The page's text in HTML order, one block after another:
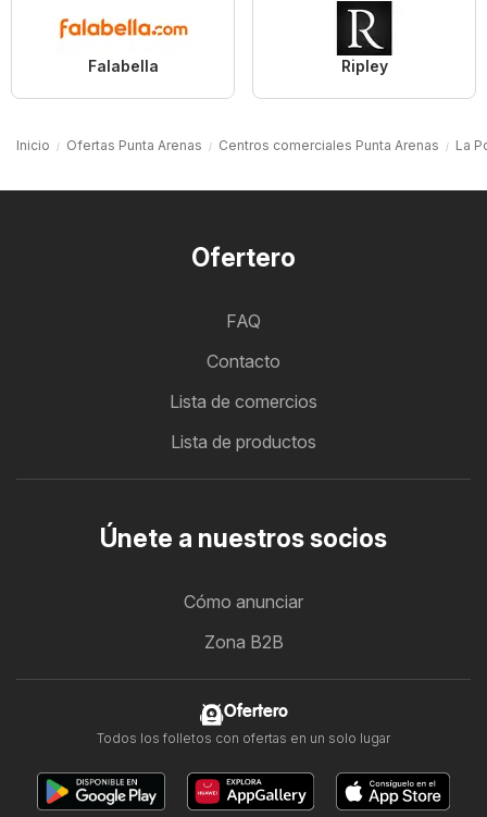
Falabella Ripley
Inicio Ofertas Punta Arenas Centros comerciales Punta Arenas La
Ofertero
FAQ
Contacto
Lista de comercios
Lista de productos
Únete a nuestros socios
Cómo anunciar
Zona B2B
Ofertero
Todos los folletos con ofertas en un solo lugar